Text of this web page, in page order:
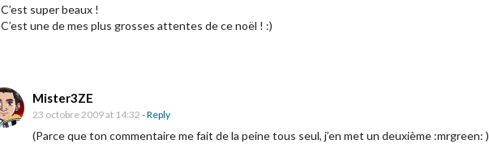
e
n
v
e
C’est super beaux !
C’est une de mes plus grosses attentes de ce noël ! :)
Mister3ZE
23 octobre 2009 at 14:32 - Reply
(Parce que ton commentaire me fait de la peine tous seul, j’en met un deuxième :mrgreen: )